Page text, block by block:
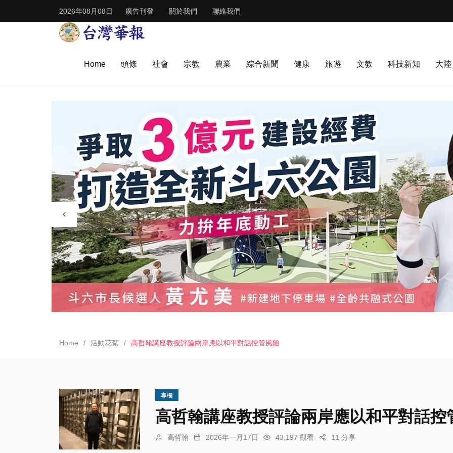
2026年08月08日 廣告刊登 關於我們 聯絡我們
Home 頭條 社會 宗教 農業 綜合新聞 健康 旅遊 文教 科技新知 大陸
Home 活動花絮 高哲翰講座教授評論兩岸應以和平對話控管風險
專欄
高哲翰講座教授評論兩岸應以和平對話控
高哲翰 2026年一月17日 43,197 觀看 11 分享